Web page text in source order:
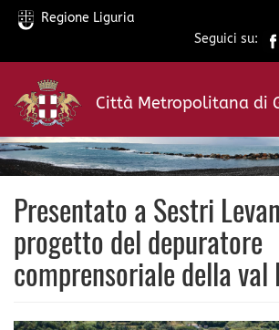
Salta
contenuto
principale
Regione Liguria
Seguici su:
Città Metropolitana di
Presentato a Sestri
progetto del depuratore
comprensoriale della val